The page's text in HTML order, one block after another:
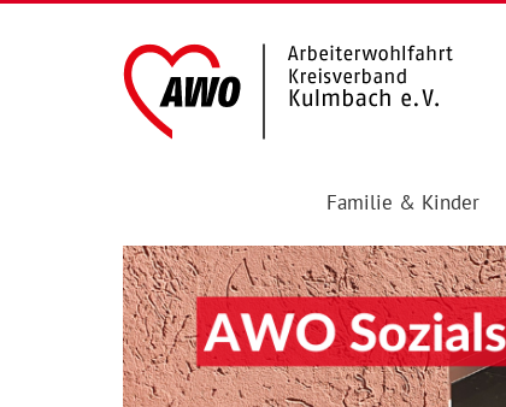
Familie & Kinder